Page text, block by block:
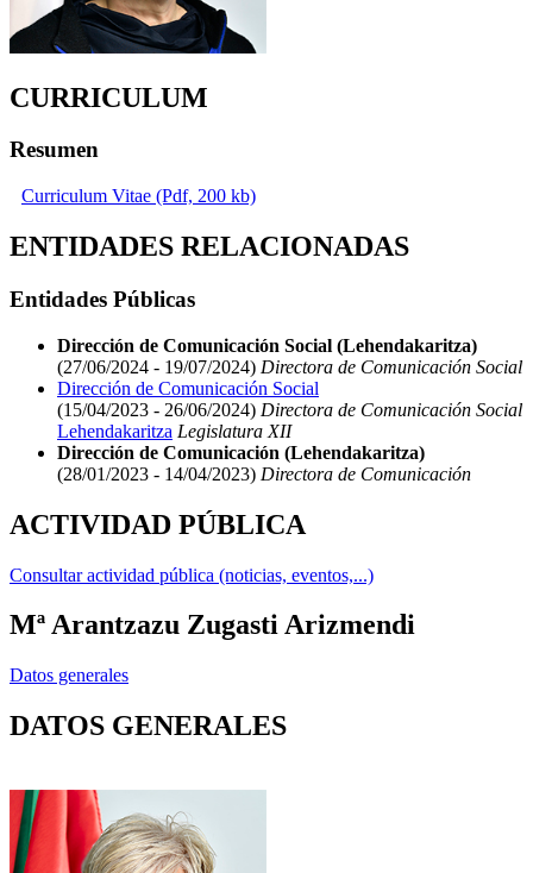
CURRICULUM
Resumen
Curriculum Vitae (Pdf, 200 kb)
ENTIDADES RELACIONADAS
Entidades Públicas
Dirección de Comunicación Social (Lehendakaritza)
(27/06/2024 - 19/07/2024) Directora de Comunicación Social
Dirección de Comunicación Social
(15/04/2023 - 26/06/2024) Directora de Comunicación Social
Lehendakaritza Legislatura XII
Dirección de Comunicación (Lehendakaritza)
(28/01/2023 - 14/04/2023) Directora de Comunicación
ACTIVIDAD PÚBLICA
Consultar actividad pública (noticias, eventos,...)
Mª Arantzazu Zugasti Arizmendi
Datos generales
DATOS GENERALES